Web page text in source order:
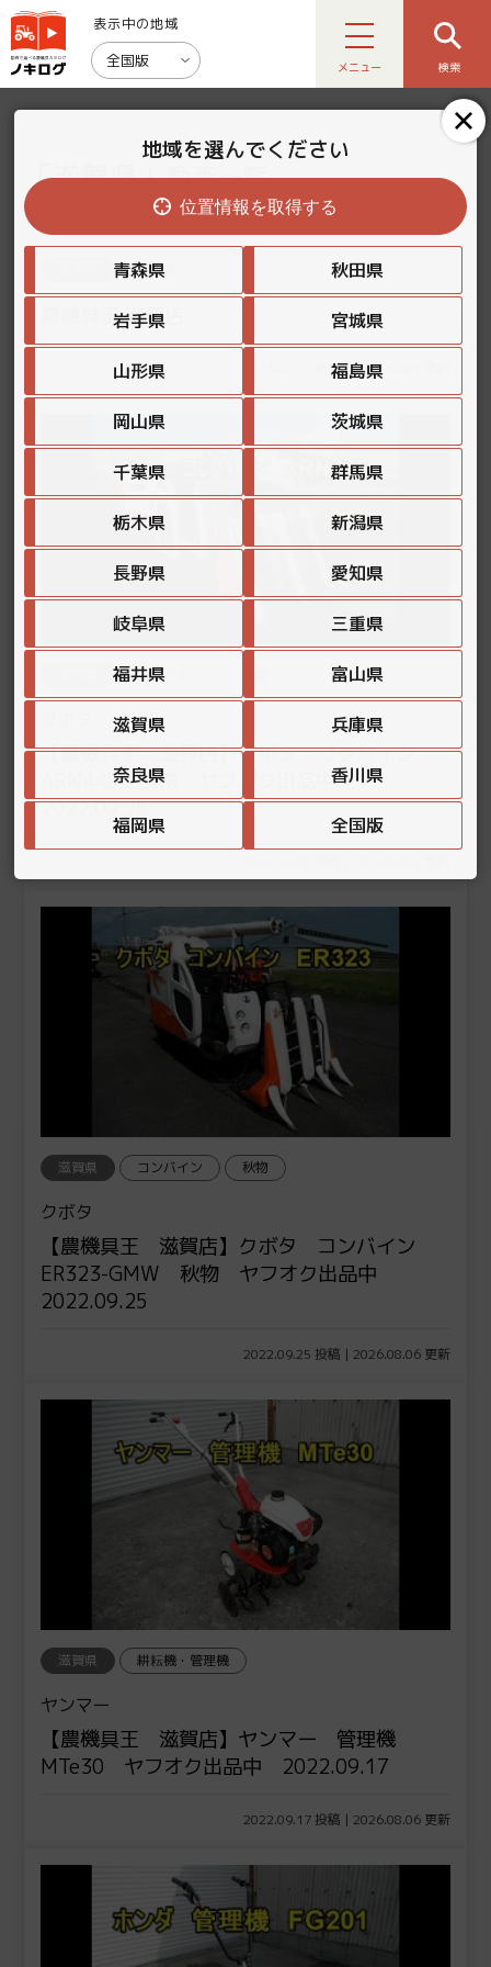
表示中の地域
全国版 メニュー 検索
「滋賀県」動画一覧
その他
農機具王 滋賀店
2023.04.12 投稿 | 2026.08.06 更新
コンバイン
【農機具王 滋賀店】クボタ コンバイン
ARN445 秋物 ヤフオク出品中
2022.09.25
滋賀県 コンバイン 秋物
クボタ
【農機具王 滋賀店】クボタ コンバイン
ER323-GMW 秋物 ヤフオク出品中
2022.09.25
2022.09.25 投稿 | 2026.08.06 更新
滋賀県 耕耘機・管理機
ヤンマー
【農機具王 滋賀店】ヤンマー 管理機
MTe30 ヤフオク出品中 2022.09.17
2022.09.17 投稿 | 2026.08.06 更新
地域を選んでください
位置情報を取得する
青森県 秋田県
岩手県 宮城県
山形県 福島県
岡山県 茨城県
千葉県 群馬県
栃木県 新潟県
長野県 愛知県
岐阜県 三重県
福井県 富山県
滋賀県 兵庫県
奈良県 香川県
福岡県 全国版